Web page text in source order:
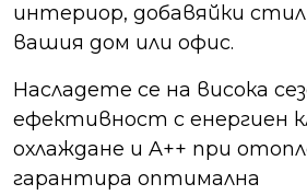
интериор, добавяйки
вашия дом или офис.
Насладете се на висока
ефективност с енергиен
охлаждане и A++ при
гарантира оптимална